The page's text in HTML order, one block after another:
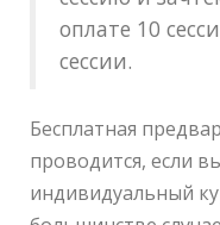
оплате 10
сессии.
Бесплатная
проводится, если
индивидуальный